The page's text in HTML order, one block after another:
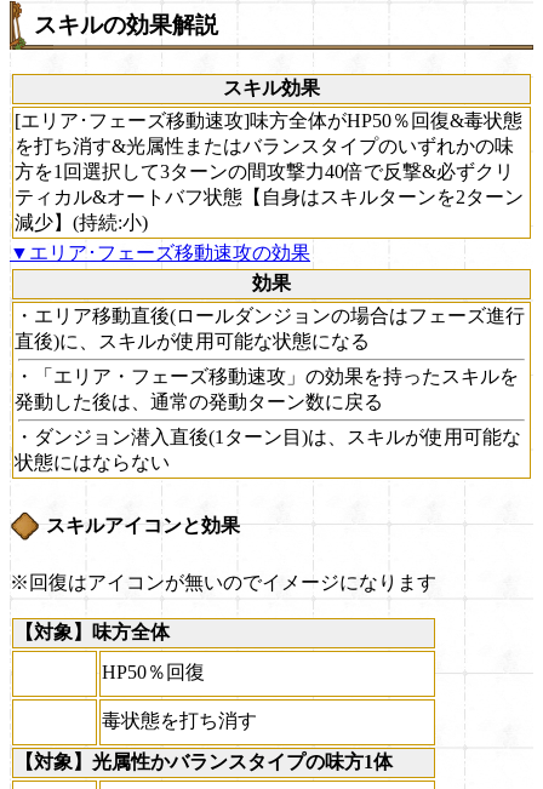
スキルの効果解説
スキル効果
[エリア･フェーズ移動速攻]味方全体がHP50％回復&毒状態
を打ち消す&光属性またはバランスタイプのいずれかの味
方を1回選択して3ターンの間攻撃力40倍で反撃&必ずクリ
ティカル&オートバフ状態【自身はスキルターンを2ターン
減少】(持続:小)
▼エリア･フェーズ移動速攻の効果
効果
・エリア移動直後(ロールダンジョンの場合はフェーズ進行
直後)に、スキルが使用可能な状態になる
・「エリア・フェーズ移動速攻」の効果を持ったスキルを
発動した後は、通常の発動ターン数に戻る
・ダンジョン潜入直後(1ターン目)は、スキルが使用可能な
状態にはならない
スキルアイコンと効果
※回復はアイコンが無いのでイメージになります
【対象】味方全体
HP50％回復
毒状態を打ち消す
【対象】光属性かバランスタイプの味方1体